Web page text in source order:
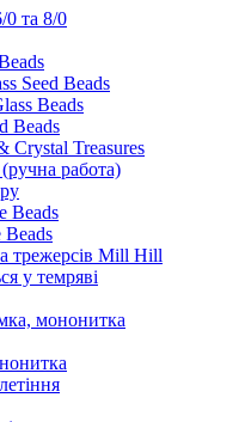
0 та 8/0
Seed Beads
Beads
Beads
Crystal Treasures
работа)
Beads
Beads
трежерсів Mill Hill
у темряві
мононитка